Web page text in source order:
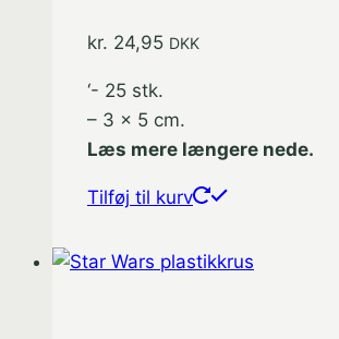
kr. 24,95 DKK
‘- 25 stk.
– 3 x 5 cm.
Læs mere længere nede.
Tilføj til kurv